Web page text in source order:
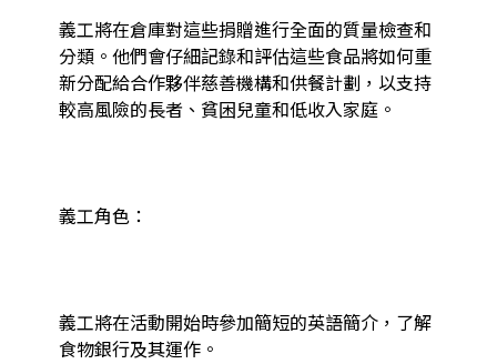
義工將在倉庫對這些捐贈進行全面的質量檢查和
分類。他們會仔細記錄和評估這些食品將如何重
新分配給合作夥伴慈善機構和供餐計劃，以支持
較高風險的長者、貧困兒童和低收入家庭。
義工角色：
義工將在活動開始時參加簡短的英語簡介，了解
食物銀行及其運作。